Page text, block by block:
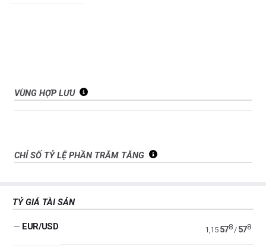
VÙNG HỢP LƯU
CHỈ SỐ TỶ LỆ PHẦN TRĂM TĂNG
TỶ GIÁ TÀI SẢN
— EUR/USD 1,15 578/ 578